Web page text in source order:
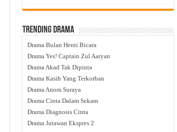
Trending Drama
Drama Bulan Henti Bicara
Drama Yes! Captain Zul Aaryan
Drama Akad Tak Dipinta
Drama Kasih Yang Terkorban
Drama Anom Suraya
Drama Cinta Dalam Sekam
Drama Diagnosis Cinta
Drama Jutawan Ekspres 2